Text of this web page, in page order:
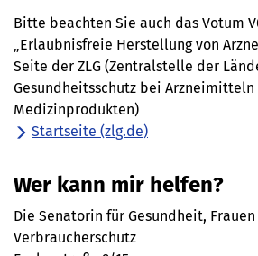
Bitte beachten Sie auch das Votum
„Erlaubnisfreie Herstellung von
Seite der ZLG (Zentralstelle der
Gesundheitsschutz bei Arzneimitteln
Medizinprodukten)
Startseite (zlg.de)
Wer kann mir helfen?
Die Senatorin für Gesundheit, Frauen
Verbraucherschutz